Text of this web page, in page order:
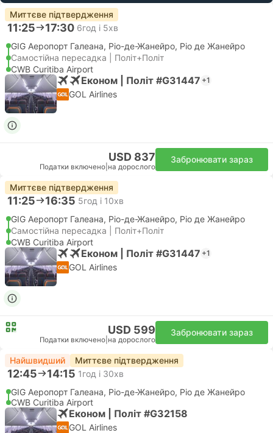
Миттєве підтвердження
11:25 17:30 6год і 5хв
GIG Аеропорт Галеана, Ріо-де-Жанейро, Ріо де Жанейро
Самостійна пересадка | Політ+Політ
CWB Curitiba Airport
Економ | Політ #G31447 +1
GOL Airlines
USD 837
Податки включено на дорослого
Забронювати зараз
Миттєве підтвердження
11:25 16:35 5год і 10хв
GIG Аеропорт Галеана, Ріо-де-Жанейро, Ріо де Жанейро
Самостійна пересадка | Політ+Політ
CWB Curitiba Airport
Економ | Політ #G31447 +1
GOL Airlines
USD 599
Податки включено на дорослого
Забронювати зараз
Найшвидший Миттєве підтвердження
12:45 14:15 1год і 30хв
GIG Аеропорт Галеана, Ріо-де-Жанейро, Ріо де Жанейро
CWB Curitiba Airport
Економ | Політ #G32158
GOL Airlines